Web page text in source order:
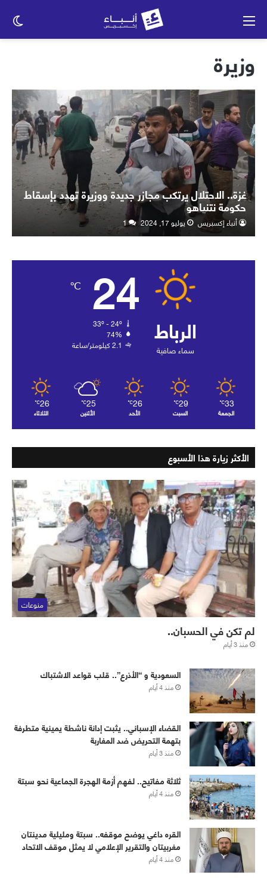
وزيرة
غزة.. الاحتلال يرتكب مجازر جديدة ووزيرة تهدد بإسقاط
حكومة نتنياهو
أنباء إكسبريس يوليو 17, 2024 1
الرباط
سماء صافية
24
℃
33º - 24º
74%
2.1 كيلومتر/ساعة
33
℃
الجمعة
29
℃
السبت
26
℃
الأحد
25
℃
الأثنين
26
℃
الثلاثاء
الأكثر زيارة هذا الأسبوع
منوعات
لم تكن في الحسبان..
منذ 3 أيام
‏⁧‫السعودية‬⁩ و “الأذرع”.. قلب قواعد الاشتباك
منذ 4 أيام
القضاء الإسباني.. يثبت إدانة ناشطة يمينية متطرفة
بتهمة التحريض ضد المغاربة
منذ 3 أيام
ثلاثة مفاتيح.. لفهم أزمة الهجرة الجماعية نحو سبتة
منذ 4 أيام
القره داغي يوضح موقفه.. سبتة ومليلية مدينتان
مغربيتان والتقرير الإعلامي لا يمثل موقف الاتحاد
منذ 4 أيام